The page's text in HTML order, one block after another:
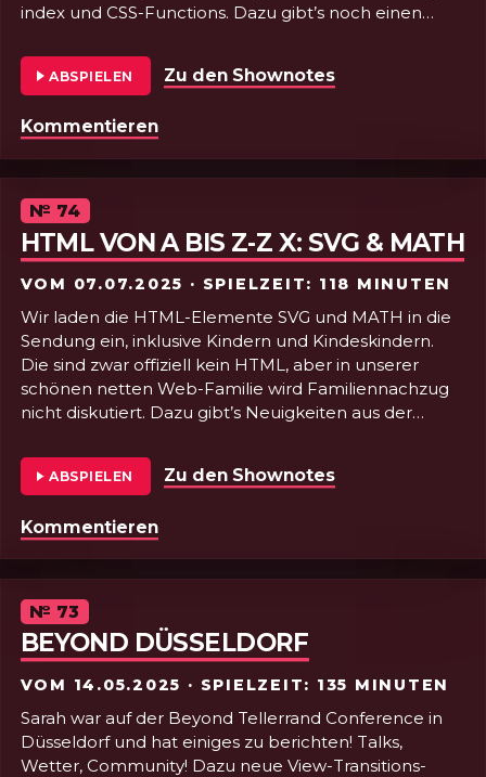
index und CSS-Functions. Dazu gibt’s noch einen
Bookmarklet. Kanpai!
ABSPIELEN Zu den Shownotes
Folge 75 - Programmiersprache CSS
Kommentieren
Episode
№ 74
HTML VON A BIS Z-Z X: SVG & MATH
VOM 07.07.2025 · SPIELZEIT: 118 MINUTEN
Wir laden die HTML-Elemente SVG und MATH in die
Sendung ein, inklusive Kindern und Kindeskindern.
Die sind zwar offiziell kein HTML, aber in unserer
schönen netten Web-Familie wird Familiennachzug
nicht diskutiert. Dazu gibt’s Neuigkeiten aus der
Generator. #justfuckingusehtml
ABSPIELEN Zu den Shownotes
Folge 74 - HTML VON A BIS Z-Z X: SVG & Math
Kommentieren
Episode
№ 73
BEYOND DÜSSELDORF
VOM 14.05.2025 · SPIELZEIT: 135 MINUTEN
Sarah war auf der Beyond Tellerrand Conference in
Düsseldorf und hat einiges zu berichten! Talks,
Wetter, Community! Dazu neue View-Transitions-